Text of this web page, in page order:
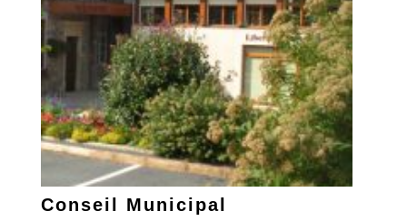
Conseil Municipal